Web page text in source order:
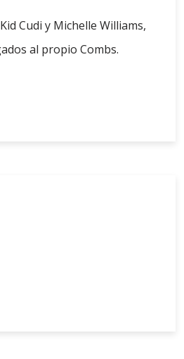
Cudi y Michelle Williams,
al propio Combs.